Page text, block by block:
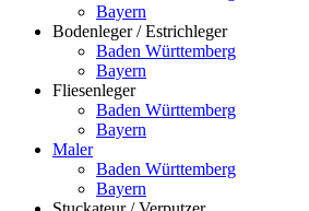
Bayern
Bodenleger / Estrichleger
Baden Württemberg
Bayern
Fliesenleger
Baden Württemberg
Bayern
Maler
Baden Württemberg
Bayern